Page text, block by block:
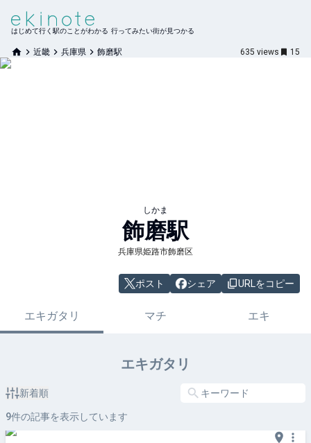
はじめて行く駅のことがわかる 行ってみたい街が見つかる
近畿 兵庫県 飾磨駅 635 views 15
しかま
飾磨駅
兵庫県姫路市飾磨区
ポスト シェア URLをコピー
エキガタリ マチ エキ
エキガタリ
新着順
9件の記事を表示しています